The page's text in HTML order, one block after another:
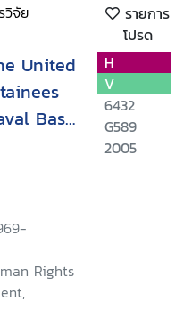
วิจัย
รายการ
โปรด
United
Base
Rights
H
V
6432
G589
2005